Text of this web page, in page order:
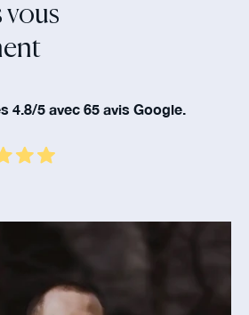
vous
4.8/5 avec 65 avis Google.